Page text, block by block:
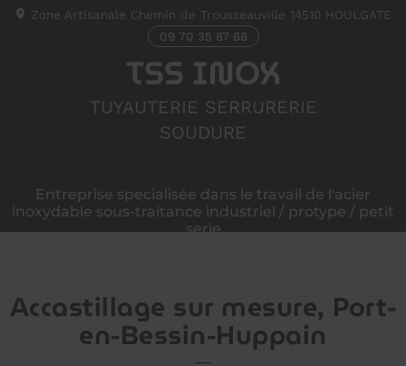
Zone Artisanale Chemin de Trousseauville 14510 HOULGATE
09 70 35 87 68
TSS INOX
TUYAUTERIE SERRURERIE
SOUDURE
Entreprise specialisée dans le travail de l'acier
inoxydable sous-traitance industriel / protype / petit
serie
Accastillage sur mesure, Port-
en-Bessin-Huppain